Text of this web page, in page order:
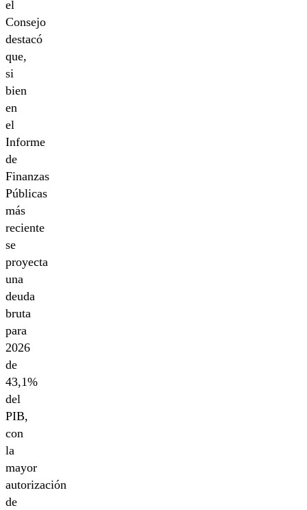
el
Consejo
destacó
que,
si
bien
en
el
Informe
de
Finanzas
Públicas
más
reciente
se
proyecta
una
deuda
bruta
para
2026
de
43,1%
del
PIB,
con
la
mayor
autorización
de